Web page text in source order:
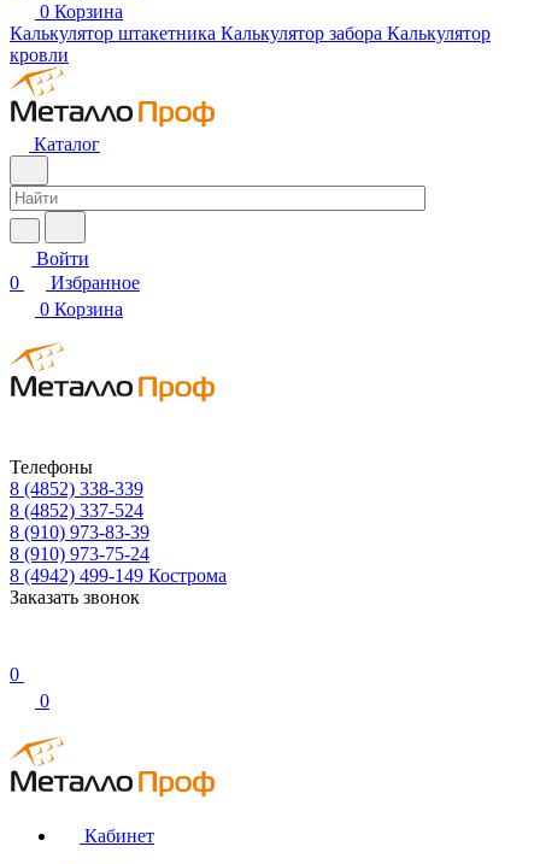
0 Корзина
Калькулятор штакетника Калькулятор забора Калькулятор
кровли
Каталог
Войти
0
Избранное
0 Корзина
Телефоны
8 (4852) 338-339
8 (4852) 337-524
8 (910) 973-83-39
8 (910) 973-75-24
8 (4942) 499-149 Кострома
Заказать звонок
0
0
Кабинет